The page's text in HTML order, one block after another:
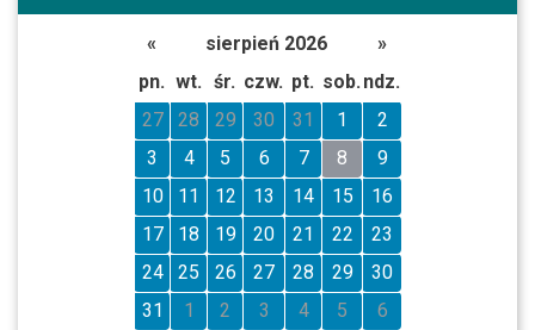
« sierpień 2026
»
pn. wt. śr. czw. pt. sob. ndz.
27
28 29 30 31 1
2
3
4 5 6 7 8
9
10
11 12 13 14 15
16
17
18 19 20 21 22
23
24
25 26 27 28 29
30
31
1 2 3 4 5 6